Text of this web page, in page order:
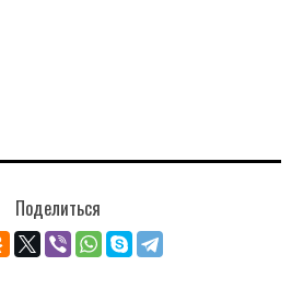
Поделиться